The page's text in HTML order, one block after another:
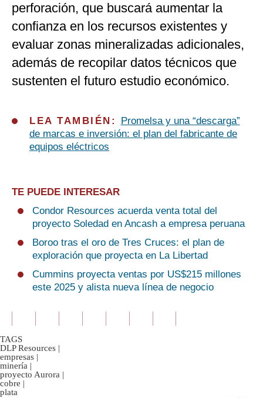
perforación, que buscará aumentar la
confianza en los recursos existentes y
evaluar zonas mineralizadas adicionales,
además de recopilar datos técnicos que
sustenten el futuro estudio económico.
LEA TAMBIÉN:
Promelsa y una “descarga”
de marcas e inversión: el plan del fabricante de
equipos eléctricos
TE PUEDE INTERESAR
Condor Resources acuerda venta total del
proyecto Soledad en Ancash a empresa peruana
Boroo tras el oro de Tres Cruces: el plan de
exploración que proyecta en La Libertad
Cummins proyecta ventas por US$215 millones
este 2025 y alista nueva línea de negocio
TAGS
DLP Resources |
empresas |
minería |
proyecto Aurora |
cobre |
plata